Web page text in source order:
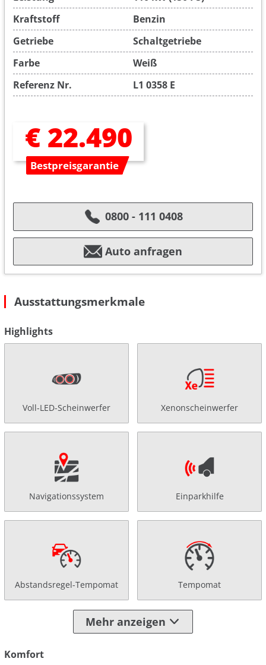
Kraftstoff
Benzin
Getriebe
Schaltgetriebe
Farbe
Weiß
Referenz Nr.
L1 0358 E
€ 22.490
Bestpreisgarantie
0800 - 111 0408
Auto anfragen
Ausstattungsmerkmale
Highlights
Voll-LED-Scheinwerfer Xenonscheinwerfer
Navigationssystem Einparkhilfe
Abstandsregel-Tempomat Tempomat
Mehr anzeigen
Komfort